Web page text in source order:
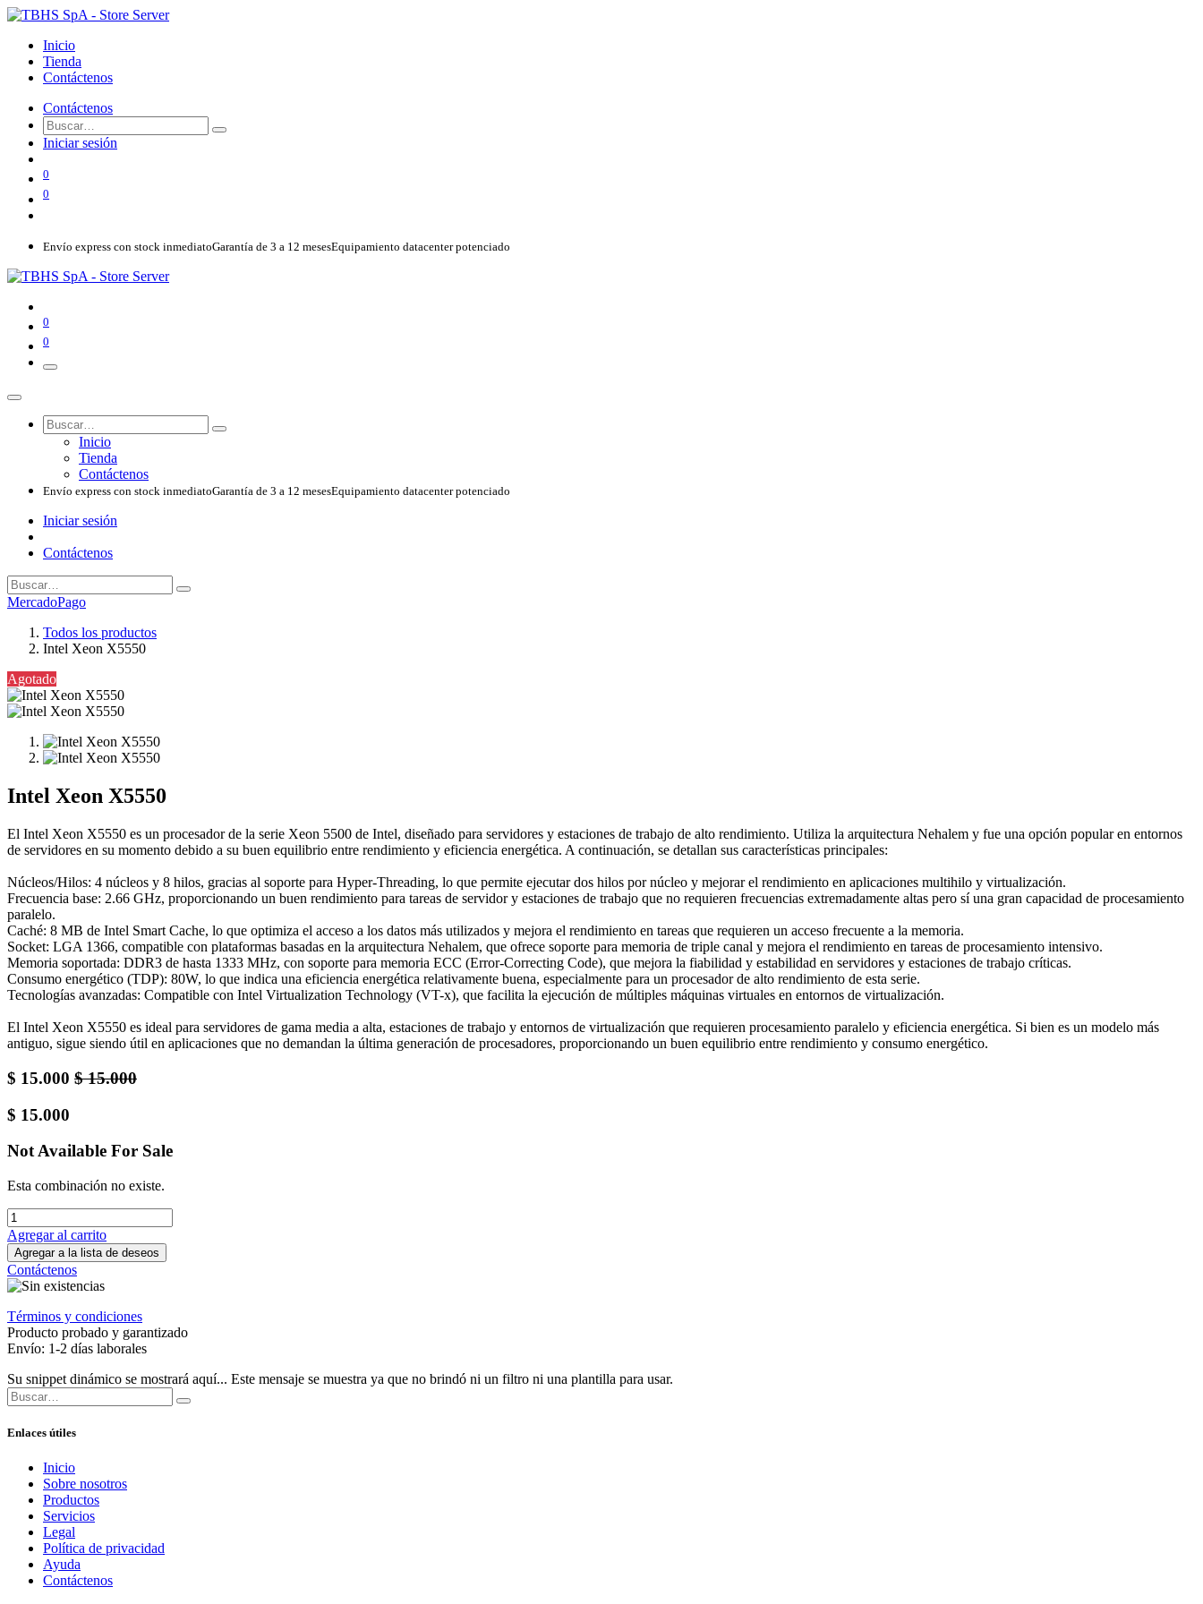
Inicio
Tienda
Contáctenos
Contáctenos
Iniciar sesión
0
0
Envío express con stock inmediatoGarantía de 3 a 12 mesesEquipamiento datacenter potenciado
0
0
Inicio
Tienda
Contáctenos
Envío express con stock inmediatoGarantía de 3 a 12 mesesEquipamiento datacenter potenciado
Iniciar sesión
Contáctenos
MercadoPago
Todos los productos
Intel Xeon X5550
Agotado
Intel Xeon X5550
El Intel Xeon X5550 es un procesador de la serie Xeon 5500 de Intel, diseñado para servidores y estaciones de trabajo de alto rendimiento. Utiliza la arquitectura Nehalem y fue una opción popular en entornos
de servidores en su momento debido a su buen equilibrio entre rendimiento y eficiencia energética. A continuación, se detallan sus características principales:
Núcleos/Hilos: 4 núcleos y 8 hilos, gracias al soporte para Hyper-Threading, lo que permite ejecutar dos hilos por núcleo y mejorar el rendimiento en aplicaciones multihilo y virtualización.
Frecuencia base: 2.66 GHz, proporcionando un buen rendimiento para tareas de servidor y estaciones de trabajo que no requieren frecuencias extremadamente altas pero sí una gran capacidad de procesamiento
paralelo.
Caché: 8 MB de Intel Smart Cache, lo que optimiza el acceso a los datos más utilizados y mejora el rendimiento en tareas que requieren un acceso frecuente a la memoria.
Socket: LGA 1366, compatible con plataformas basadas en la arquitectura Nehalem, que ofrece soporte para memoria de triple canal y mejora el rendimiento en tareas de procesamiento intensivo.
Memoria soportada: DDR3 de hasta 1333 MHz, con soporte para memoria ECC (Error-Correcting Code), que mejora la fiabilidad y estabilidad en servidores y estaciones de trabajo críticas.
Consumo energético (TDP): 80W, lo que indica una eficiencia energética relativamente buena, especialmente para un procesador de alto rendimiento de esta serie.
Tecnologías avanzadas: Compatible con Intel Virtualization Technology (VT-x), que facilita la ejecución de múltiples máquinas virtuales en entornos de virtualización.
El Intel Xeon X5550 es ideal para servidores de gama media a alta, estaciones de trabajo y entornos de virtualización que requieren procesamiento paralelo y eficiencia energética. Si bien es un modelo más
antiguo, sigue siendo útil en aplicaciones que no demandan la última generación de procesadores, proporcionando un buen equilibrio entre rendimiento y consumo energético.
$ 15.000 $15.000
$ 15.000
Not Available For Sale
Esta combinación no existe.
Agregar al carrito
Agregar a la lista de deseos
Contáctenos
Términos y condiciones
Producto probado y garantizado
Envío: 1-2 días laborales
Su snippet dinámico se mostrará aquí... Este mensaje se muestra ya que no brindó ni un filtro ni una plantilla para usar.
Enlaces útiles
Inicio
Sobre nosotros
Productos
Servicios
Legal
Política de privacidad
Ayuda
Contáctenos